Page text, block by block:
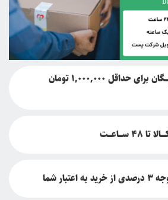
ارســــال رایــــگان برای حداقل 1,000,000 تومان
تا48 ســـاعـــت
شما